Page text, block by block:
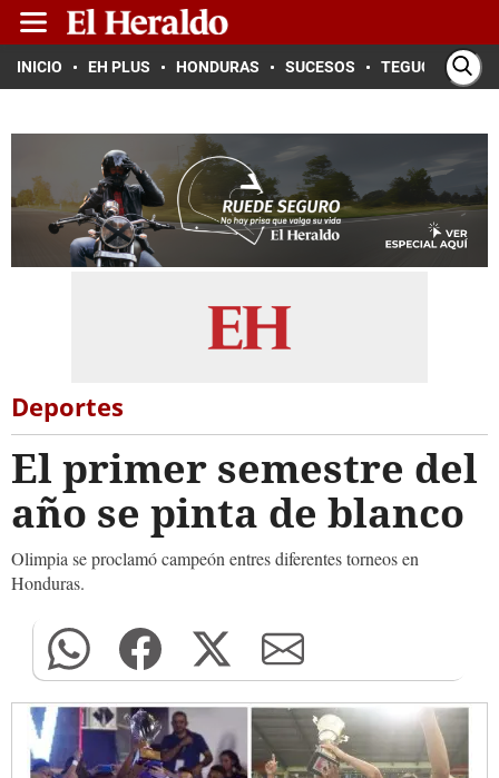
INICIO EH PLUS HONDURAS SUCESOS TEGUCIGALPA
Deportes
El primer semestre del
año se pinta de blanco
Olimpia se proclamó campeón entres diferentes torneos en
Honduras.